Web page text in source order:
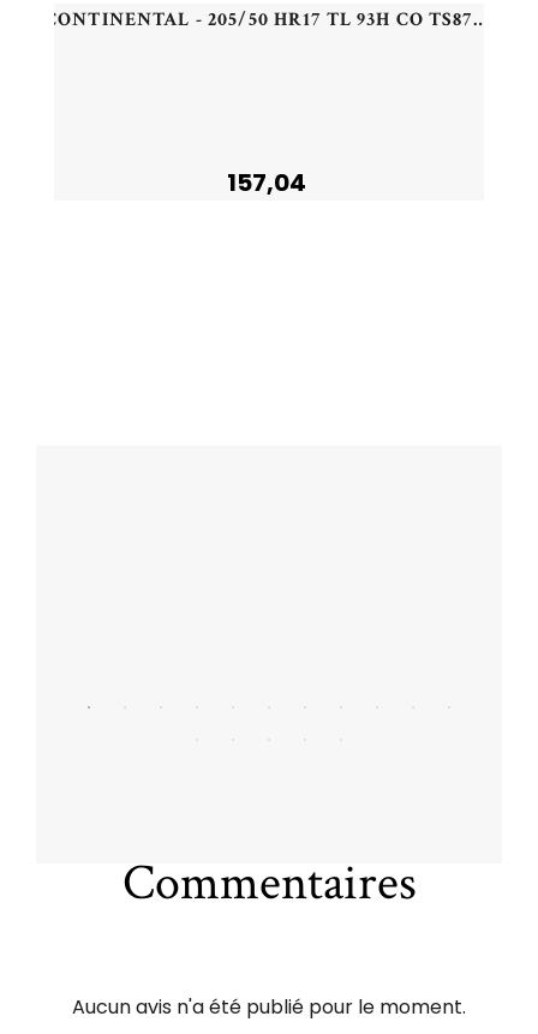
CONTINENTAL - 205/50 HR17 TL 93H CO TS870 P XL FR - 2055017 - CBB
157,04
Commentaires
Aucun avis n'a été publié pour le moment.